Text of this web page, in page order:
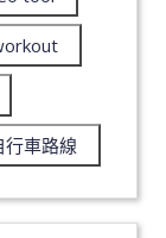
行車路線